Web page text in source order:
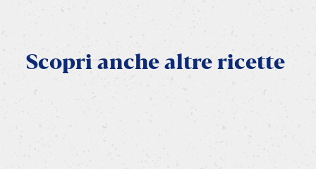
Scopri anche altre ricette